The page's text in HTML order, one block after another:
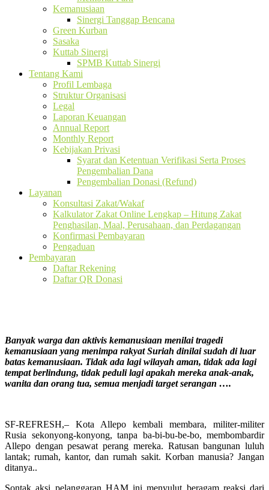
Kemanusiaan
Sinergi Tanggap Bencana
Green Kurban
Sasaka
Kuttab Sinergi
SPMB Kuttab Sinergi
Tentang Kami
Profil Lembaga
Struktur Organisasi
Legal
Laporan Keuangan
Annual Report
Monthly Report
Kebijakan Privasi
Syarat dan Ketentuan Verifikasi Serta Proses
Pengembalian Dana
Pengembalian Donasi (Refund)
Layanan
Konsultasi Zakat/Wakaf
Kalkulator Zakat Online Lengkap – Hitung Zakat
Penghasilan, Maal, Perusahaan, dan Perdagangan
Konfirmasi Pembayaran
Pengaduan
Pembayaran
Daftar Rekening
Daftar QR Donasi
Banyak warga dan aktivis kemanusiaan menilai tragedi
kemanusiaan yang menimpa rakyat Suriah dinilai sudah di luar
batas kemanusiaan. Tidak ada lagi wilayah aman, tidak ada lagi
tempat berlindung, tidak peduli lagi apakah mereka anak-anak,
wanita dan orang tua, semua menjadi target serangan ….
SF-REFRESH,– Kota Allepo kembali membara, militer-militer
Rusia sekonyong-konyong, tanpa ba-bi-bu-be-bo, membombardir
Allepo dengan pesawat perang mereka. Ratusan bangunan luluh
lantak; rumah, kantor, dan rumah sakit. Korban manusia? Jangan
ditanya..
Sontak aksi pelanggaran HAM ini menyulut beragam reaksi dari